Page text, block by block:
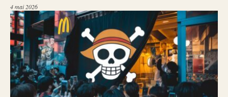
4 mai 2026